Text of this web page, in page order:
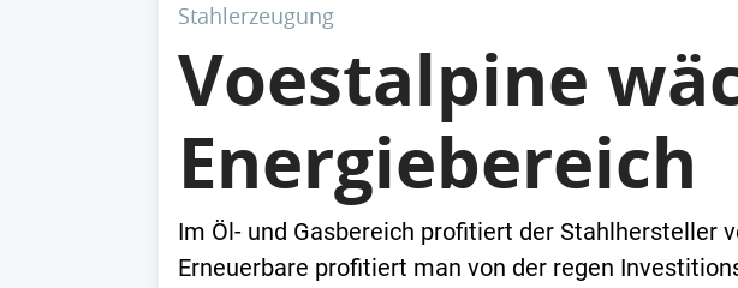
Stahlerzeugung
Voestalpine
Energiebereich
Im Öl- und Gasbereich profitiert der Stahlhersteller
Erneuerbare profitiert man von der regen